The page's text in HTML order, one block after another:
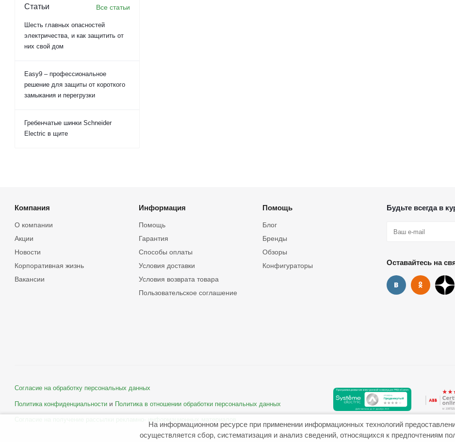
Статьи Все статьи
Шесть главных опасностей
электричества, и как защитить от
них свой дом
Easy9 – профессиональное
решение для защиты от короткого
замыкания и перегрузки
Гребенчатые шинки Schneider
Electric в щите
Компания
О компании
Акции
Новости
Корпоративная жизнь
Вакансии
Информация
Помощь
Гарантия
Способы оплаты
Условия доставки
Условия возврата товара
Пользовательское соглашение
Помощь
Блог
Бренды
Обзоры
Конфигураторы
Будьте всегда в
Оставайтесь на
Согласие на обработку персональных данных
Политика конфиденциальности и Политика в отношении обработки персональных данных
На информационном ресурсе при применении информационных технологий
осуществляется сбор, систематизация и анализ сведений, относящихся к предпочтениям